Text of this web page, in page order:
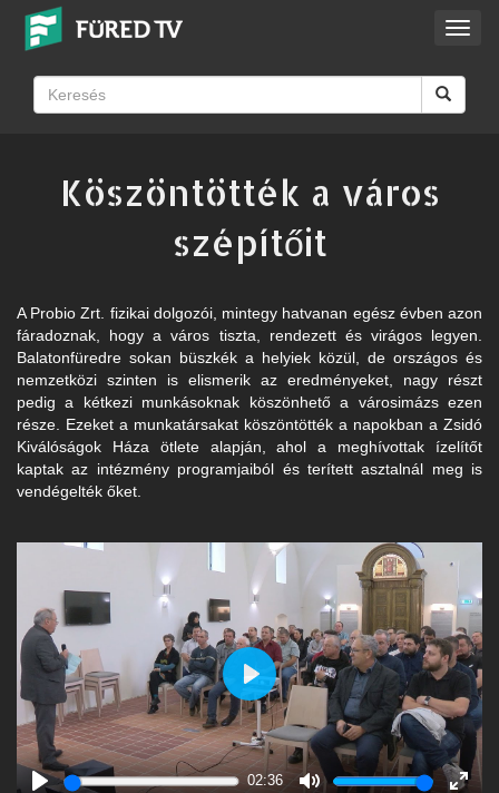
Köszöntötték a város
szépítőit
A Probio Zrt. fizikai dolgozói, mintegy hatvanan egész évben azon
fáradoznak, hogy a város tiszta, rendezett és virágos legyen.
Balatonfüredre sokan büszkék a helyiek közül, de országos és
nemzetközi szinten is elismerik az eredményeket, nagy részt
pedig a kétkezi munkásoknak köszönhető a városimázs ezen
része. Ezeket a munkatársakat köszöntötték a napokban a Zsidó
Kiválóságok Háza ötlete alapján, ahol a meghívottak ízelítőt
kaptak az intézmény programjaiból és terített asztalnál meg is
vendégelték őket.
02:36
Play